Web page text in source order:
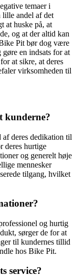
temaer i
lille andel af det
at huske på, at
og at der altid kan
Pit bør dog være
en indsats for at
at sikre, at deres
virksomheden til
kunderne?
deres dedikation til
deres hurtige
og generelt høje
mennesker
tilgang, hvilket
og hurtig
sørger de for at
til kundernes tillid
hos Bike Pit.
service?